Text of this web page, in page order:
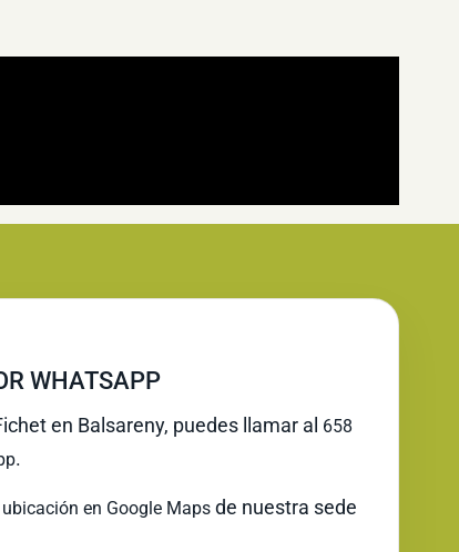
WHATSAPP
en Balsareny, puedes llamar al 658
.
ubicación en Google Maps de nuestra sede